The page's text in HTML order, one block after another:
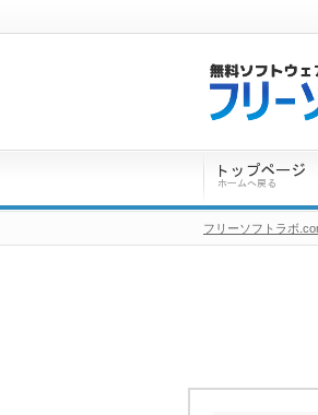
フリーソフトラボ